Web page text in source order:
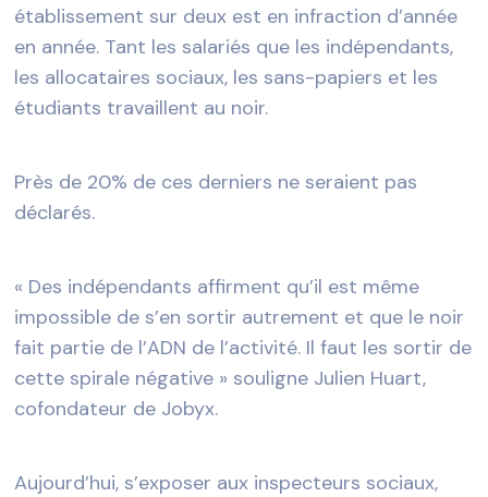
établissement sur deux est en infraction d’année
en année. Tant les salariés que les indépendants,
les allocataires sociaux, les sans-papiers et les
étudiants travaillent au noir.
Près de 20% de ces derniers ne seraient pas
déclarés.
« Des indépendants affirment qu’il est même
impossible de s’en sortir autrement et que le noir
fait partie de l’ADN de l’activité. Il faut les sortir de
cette spirale négative » souligne Julien Huart,
cofondateur de Jobyx.
Aujourd’hui, s’exposer aux inspecteurs sociaux,